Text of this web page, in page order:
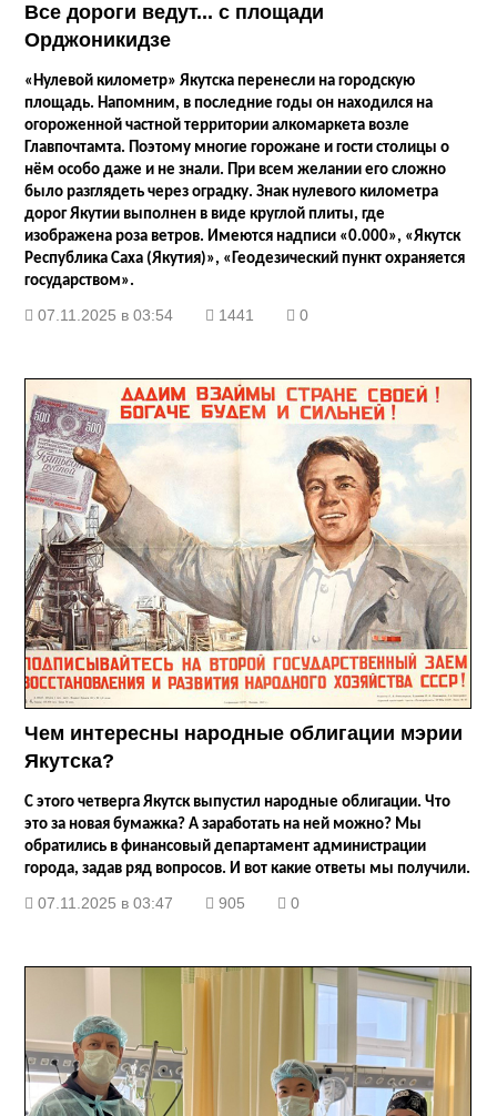
Все дороги ведут... с площади
Орджоникидзе
«Нулевой километр» Якутска перенесли на городскую
площадь. Напомним, в последние годы он находился на
огороженной частной территории алкомаркета возле
Главпочтамта. Поэтому многие горожане и гости столицы о
нём особо даже и не знали. При всем желании его сложно
было разглядеть через оградку. Знак нулевого километра
дорог Якутии выполнен в виде круглой плиты, где
изображена роза ветров. Имеются надписи «0.000», «Якутск
Республика Саха (Якутия)», «Геодезический пункт охраняется
государством».
07.11.2025 в 03:54 1441 0
Чем интересны народные облигации мэрии
Якутска?
С этого четверга Якутск выпустил народные облигации. Что
это за новая бумажка? А заработать на ней можно? Мы
обратились в финансовый департамент администрации
города, задав ряд вопросов. И вот какие ответы мы получили.
07.11.2025 в 03:47 905 0